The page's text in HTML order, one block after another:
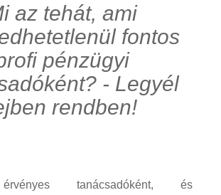
az tehát, ami
fontos
pénzügyi
- Legyél
rendben!
tanácsadóként, és